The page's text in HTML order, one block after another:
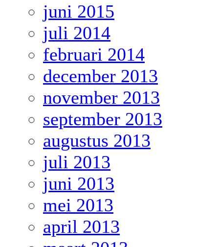
juni 2015
juli 2014
februari 2014
december 2013
november 2013
september 2013
augustus 2013
juli 2013
juni 2013
mei 2013
april 2013